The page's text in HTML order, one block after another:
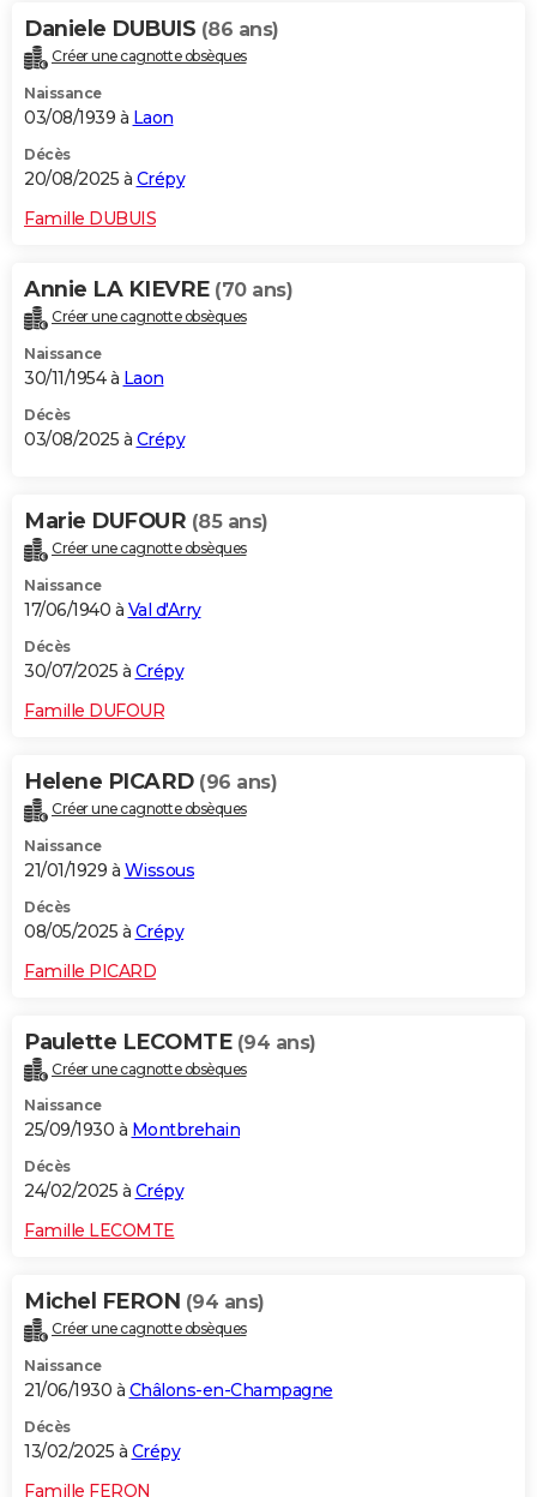
Daniele DUBUIS (86 ans)
Créer une cagnotte obsèques
Naissance
03/08/1939 à Laon
Décès
20/08/2025 à Crépy
Famille DUBUIS
Annie LA KIEVRE (70 ans)
Créer une cagnotte obsèques
Naissance
30/11/1954 à Laon
Décès
03/08/2025 à Crépy
Marie DUFOUR (85 ans)
Créer une cagnotte obsèques
Naissance
17/06/1940 à Val d'Arry
Décès
30/07/2025 à Crépy
Famille DUFOUR
Helene PICARD (96 ans)
Créer une cagnotte obsèques
Naissance
21/01/1929 à Wissous
Décès
08/05/2025 à Crépy
Famille PICARD
Paulette LECOMTE (94 ans)
Créer une cagnotte obsèques
Naissance
25/09/1930 à Montbrehain
Décès
24/02/2025 à Crépy
Famille LECOMTE
Michel FERON (94 ans)
Créer une cagnotte obsèques
Naissance
21/06/1930 à Châlons-en-Champagne
Décès
13/02/2025 à Crépy
Famille FERON